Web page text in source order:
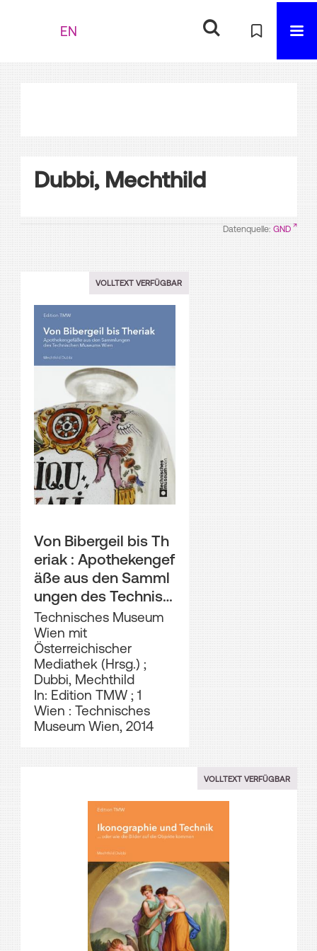
EN
Dubbi, Mechthild
Datenquelle: GND
VOLLTEXT VERFÜGBAR
Von Bibergeil bis Th
eriak : Apothekengef
äße aus den Samml
ungen des Technisc
hen Museums Wien
Technisches Museum
Wien mit
Österreichischer
Mediathek (Hrsg.) ;
Dubbi, Mechthild
In: Edition TMW ; 1
Wien : Technisches
Museum Wien, 2014
VOLLTEXT VERFÜGBAR